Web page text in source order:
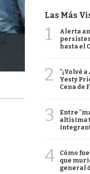
Las Más
1
Alerta
hasta el
2
"¡Volvé
Yesty
Cena de
3
Entre
altísima
4
Cómo
que
general